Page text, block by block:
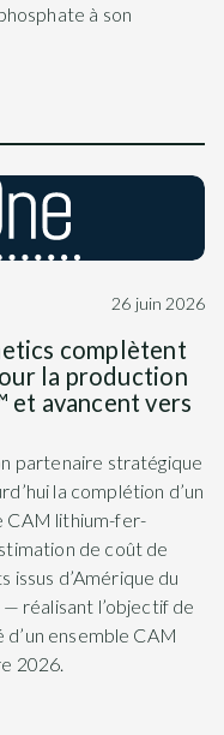
à son
26 juin 2026
complètent
la production
et avancent vers
partenaire stratégique
la complétion d’un
CAM lithium-fer-
de coût de
issus d’Amérique du
réalisant l’objectif de
d’un ensemble CAM
2026.